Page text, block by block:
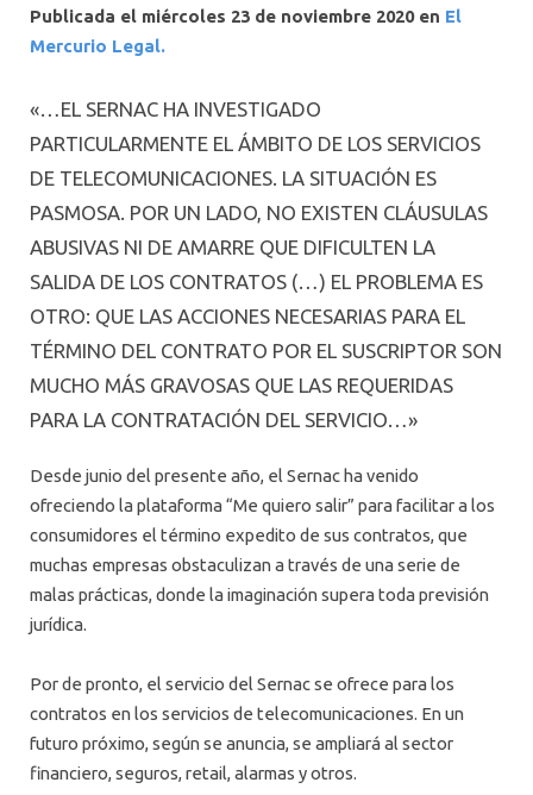
Publicada el miércoles 23 de noviembre 2020 en El
Mercurio Legal.
«…EL SERNAC HA INVESTIGADO
PARTICULARMENTE EL ÁMBITO DE LOS SERVICIOS
DE TELECOMUNICACIONES. LA SITUACIÓN ES
PASMOSA. POR UN LADO, NO EXISTEN CLÁUSULAS
ABUSIVAS NI DE AMARRE QUE DIFICULTEN LA
SALIDA DE LOS CONTRATOS (…) EL PROBLEMA ES
OTRO: QUE LAS ACCIONES NECESARIAS PARA EL
TÉRMINO DEL CONTRATO POR EL SUSCRIPTOR SON
MUCHO MÁS GRAVOSAS QUE LAS REQUERIDAS
PARA LA CONTRATACIÓN DEL SERVICIO…»
Desde junio del presente año, el Sernac ha venido
ofreciendo la plataforma “Me quiero salir” para facilitar a los
consumidores el término expedito de sus contratos, que
muchas empresas obstaculizan a través de una serie de
malas prácticas, donde la imaginación supera toda previsión
jurídica.
Por de pronto, el servicio del Sernac se ofrece para los
contratos en los servicios de telecomunicaciones. En un
futuro próximo, según se anuncia, se ampliará al sector
financiero, seguros, retail, alarmas y otros.